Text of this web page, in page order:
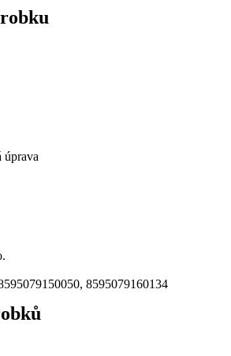
úprava
8595079160134